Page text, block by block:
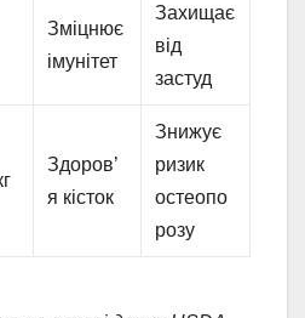
Зміцнює
імунітет
Захищає
від
застуд
Здоров’
я кісток
Знижує
ризик
остеопо
розу